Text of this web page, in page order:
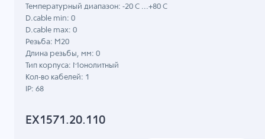
EX1571.20.110
Температурный диапазон: -20 C ...+80 C
D.cable min: 0
D.cable max: 0
Резьба: M20
Длина резьбы, мм: 0
Тип корпуса: Монолитный
Кол-во кабелей: 1
IP: 68